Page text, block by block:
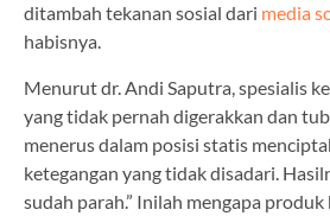
ditambah tekanan sosial dari media
habisnya.
Menurut dr. Andi Saputra, spesialis
yang tidak pernah digerakkan dan
menerus dalam posisi statis
ketegangan yang tidak disadari.
sudah parah.” Inilah mengapa